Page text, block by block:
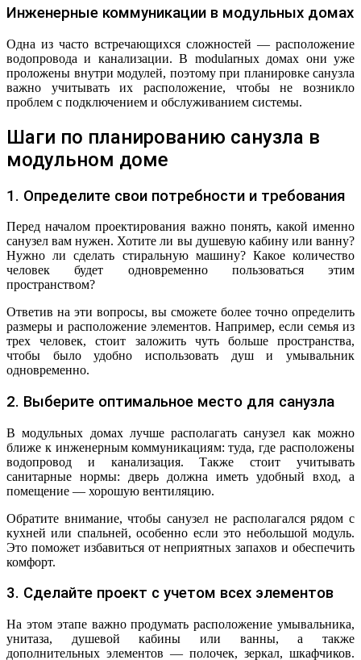
Инженерные коммуникации в модульных домах
Одна из часто встречающихся сложностей — расположение
водопровода и канализации. В modularных домах они уже
проложены внутри модулей, поэтому при планировке санузла
важно учитывать их расположение, чтобы не возникло
проблем с подключением и обслуживанием системы.
Шаги по планированию санузла в
модульном доме
1. Определите свои потребности и требования
Перед началом проектирования важно понять, какой именно
санузел вам нужен. Хотите ли вы душевую кабину или ванну?
Нужно ли сделать стиральную машину? Какое количество
человек будет одновременно пользоваться этим
пространством?
Ответив на эти вопросы, вы сможете более точно определить
размеры и расположение элементов. Например, если семья из
трех человек, стоит заложить чуть больше пространства,
чтобы было удобно использовать душ и умывальник
одновременно.
2. Выберите оптимальное место для санузла
В модульных домах лучше располагать санузел как можно
ближе к инженерным коммуникациям: туда, где расположены
водопровод и канализация. Также стоит учитывать
санитарные нормы: дверь должна иметь удобный вход, а
помещение — хорошую вентиляцию.
Обратите внимание, чтобы санузел не располагался рядом с
кухней или спальней, особенно если это небольшой модуль.
Это поможет избавиться от неприятных запахов и обеспечить
комфорт.
3. Сделайте проект с учетом всех элементов
На этом этапе важно продумать расположение умывальника,
унитаза, душевой кабины или ванны, а также
дополнительных элементов — полочек, зеркал, шкафчиков.